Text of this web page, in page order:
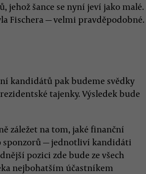
šance se nyní jeví jako malé.
Fischera — velmi pravděpodobné.
kandidátů pak budeme svědky
tajenky. Výsledek bude
záležet na tom, jaké finanční
sponzorů — jednotliví kandidáti
pozici zde bude ze všech
nejbohatším účastníkem